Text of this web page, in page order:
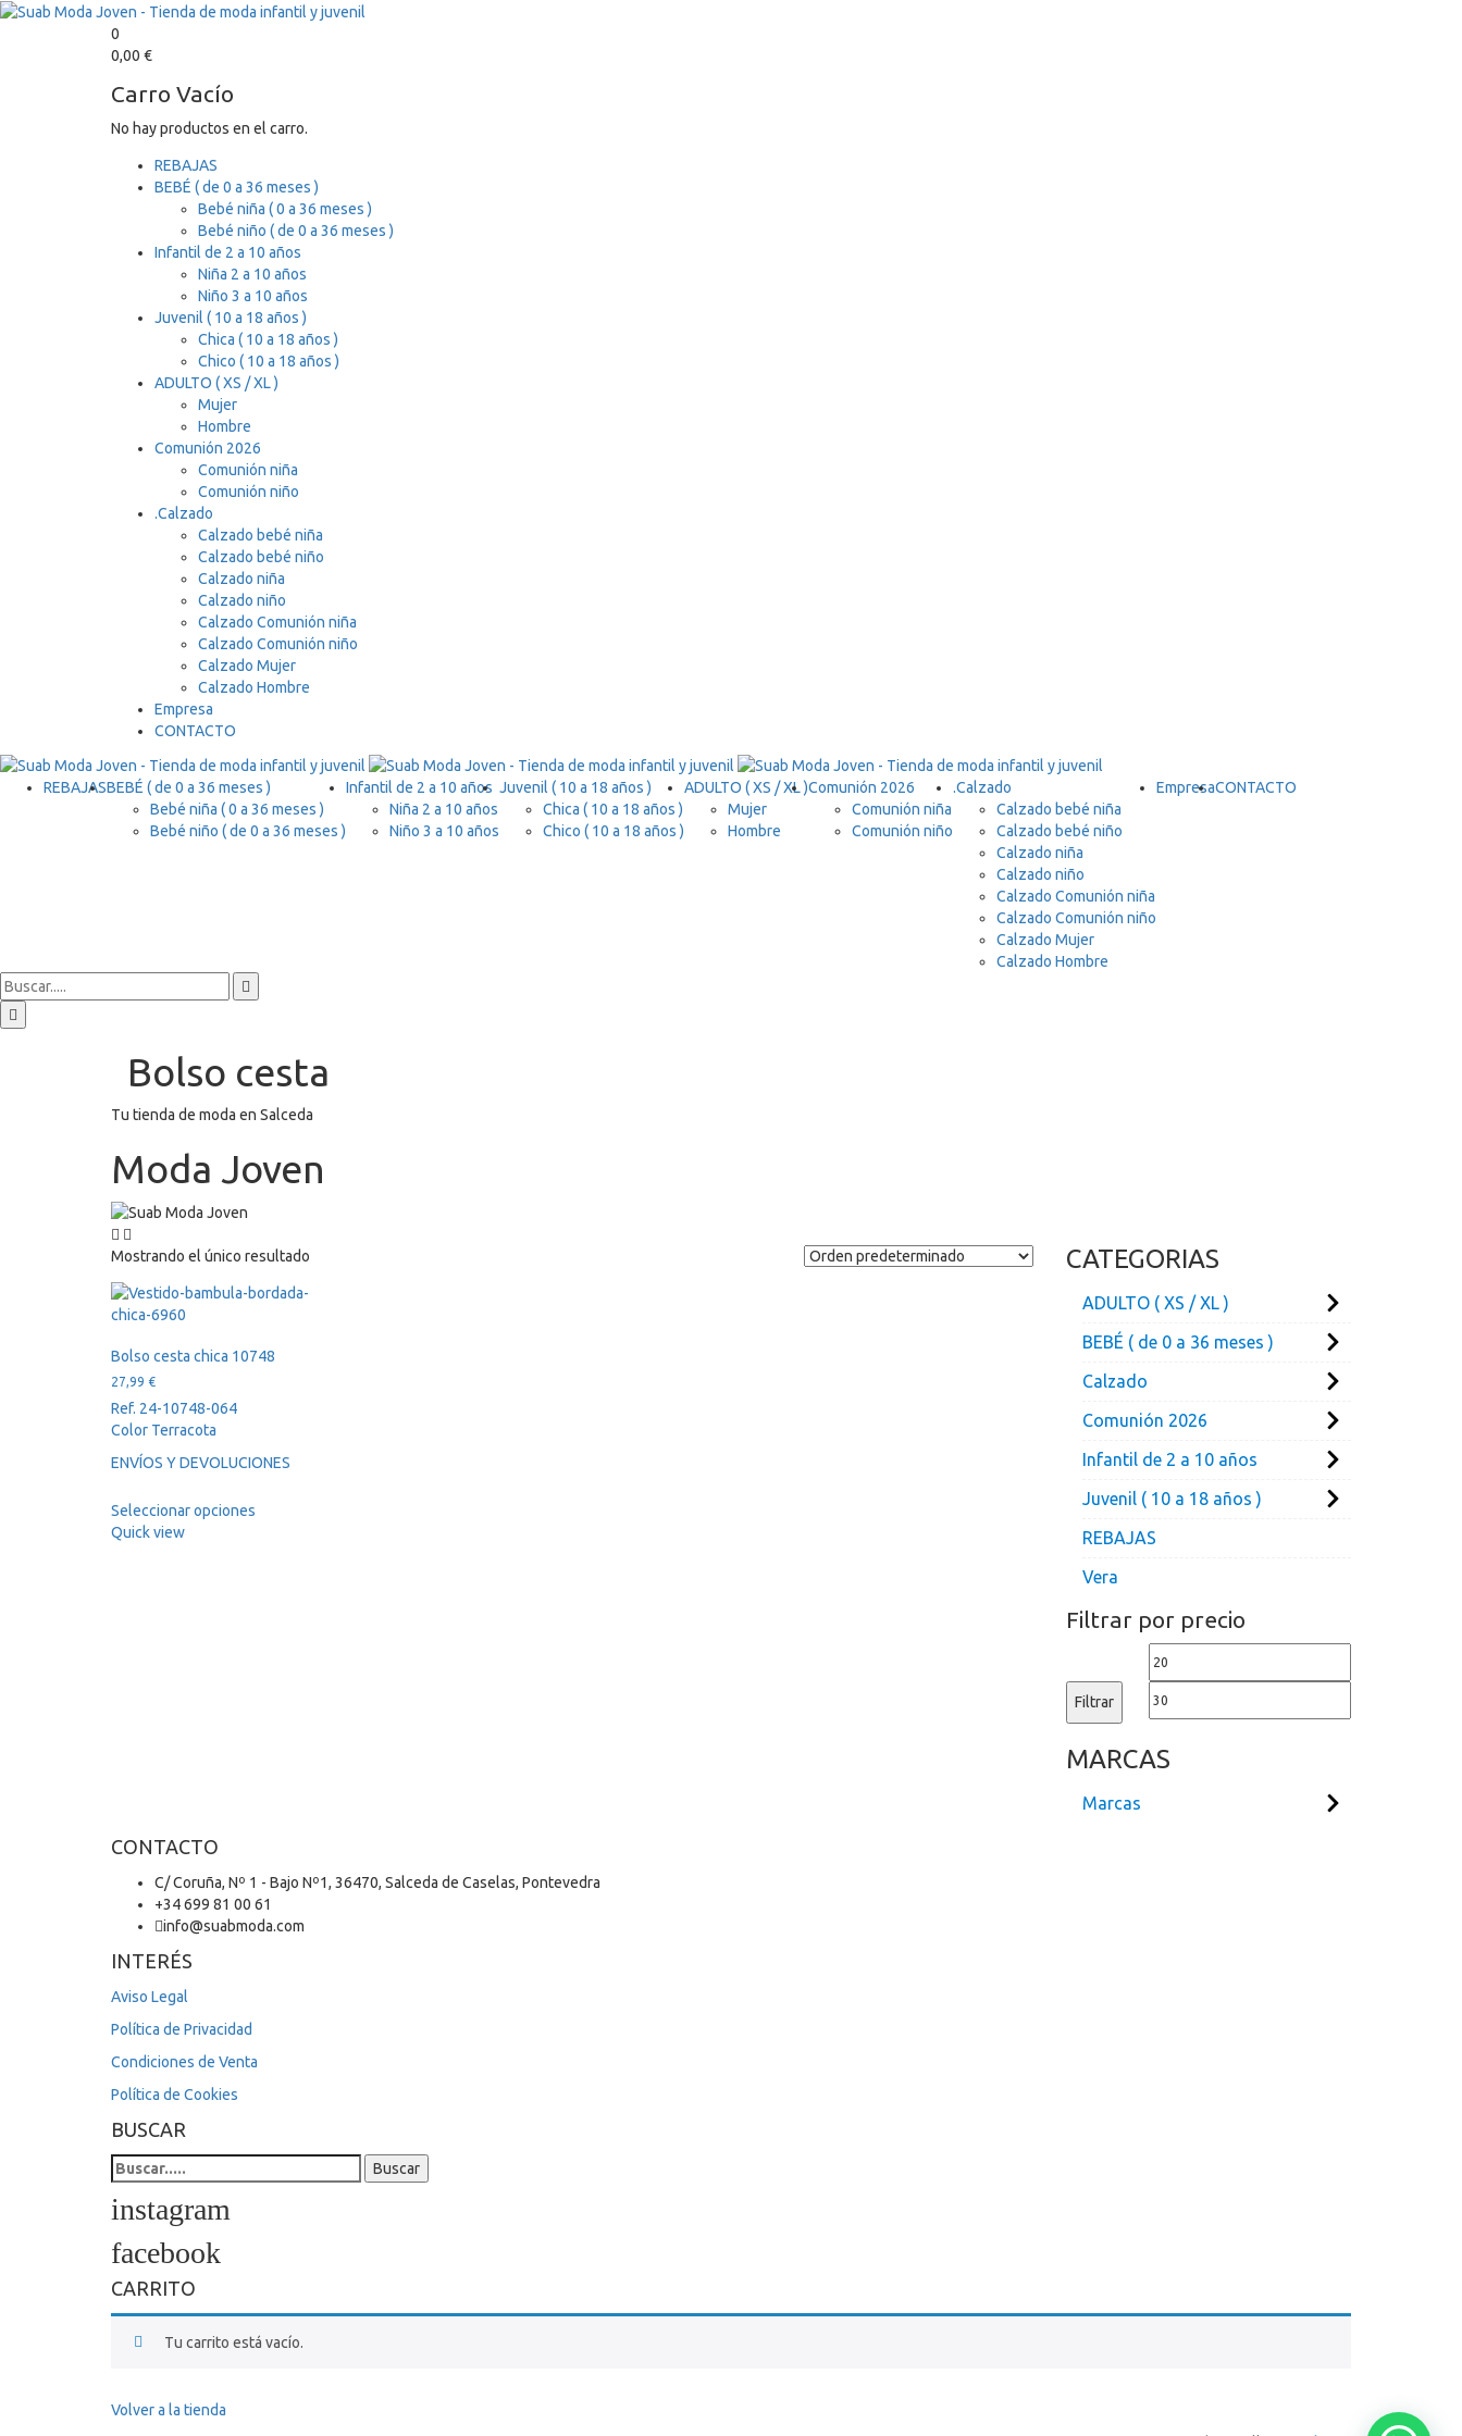
0
0,00 €
Carro Vacío
No hay productos en el carro.
REBAJAS
BEBÉ ( de 0 a 36 meses )
Bebé niña ( 0 a 36 meses )
Bebé niño ( de 0 a 36 meses )
Infantil de 2 a 10 años
Niña 2 a 10 años
Niño 3 a 10 años
Juvenil ( 10 a 18 años )
Chica ( 10 a 18 años )
Chico ( 10 a 18 años )
ADULTO ( XS / XL )
Mujer
Hombre
Comunión 2026
Comunión niña
Comunión niño
.Calzado
Calzado bebé niña
Calzado bebé niño
Calzado niña
Calzado niño
Calzado Comunión niña
Calzado Comunión niño
Calzado Mujer
Calzado Hombre
Empresa
CONTACTO
REBAJASBEBÉ ( de 0 a 36 meses )
Bebé niña ( 0 a 36 meses )
Bebé niño ( de 0 a 36 meses )
Infantil de 2 a 10 años
Niña 2 a 10 años
Niño 3 a 10 años
Juvenil ( 10 a 18 años )
Chica ( 10 a 18 años )
Chico ( 10 a 18 años )
ADULTO ( XS / XL )
Mujer
Hombre
Comunión 2026
Comunión niña
Comunión niño
.Calzado
Calzado bebé niña
Calzado bebé niño
Calzado niña
Calzado niño
Calzado Comunión niña
Calzado Comunión niño
Calzado Mujer
Calzado Hombre
EmpresaCONTACTO
Bolso cesta
Tu tienda de moda en Salceda
Moda Joven
Mostrando el único resultado
Bolso cesta chica 10748
27,99 €
Ref. 24-10748-064
Color Terracota
ENVÍOS Y DEVOLUCIONES
Seleccionar opciones
Quick view
CATEGORIAS
ADULTO ( XS / XL )
BEBÉ ( de 0 a 36 meses )
Calzado
Comunión 2026
Infantil de 2 a 10 años
Juvenil ( 10 a 18 años )
REBAJAS
Vera
Filtrar por precio
Precio
Filtrar
MARCAS
Marcas
CONTACTO
C/ Coruña, Nº 1 - Bajo Nº1, 36470, Salceda de Caselas, Pontevedra
+34 699 81 00 61
info@suabmoda.com
INTERÉS
Aviso Legal
Política de Privacidad
Condiciones de Venta
Política de Cookies
BUSCAR
Search
for:
Buscar
CARRITO
Tu carrito está vacío.
Volver a la tienda